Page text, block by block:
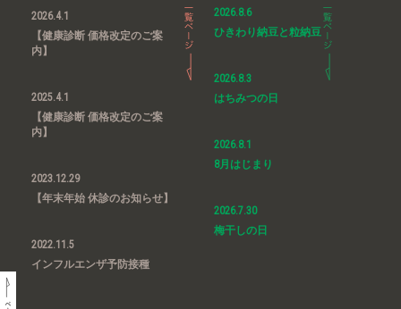
2026.4.1
【健康診断 価格改定のご案
内】
2025.4.1
【健康診断 価格改定のご案
内】
2023.12.29
【年末年始 休診のお知らせ】
2022.11.5
インフルエンザ予防接種
2026.8.6
ひきわり納豆と粒納豆
2026.8.3
はちみつの日
2026.8.1
8月はじまり
2026.7.30
梅干しの日